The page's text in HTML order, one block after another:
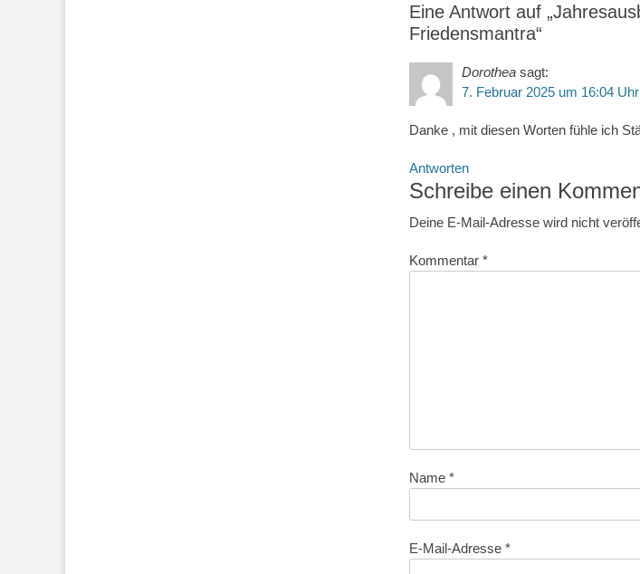
Eine Antwort auf
Friedensmantra“
Dorothea sagt:
7. Februar 2025 um 16:04 Uhr
Danke , mit diesen Worten fühle ich
Antworten
Schreibe einen
Deine E-Mail-Adresse wird nicht
Kommentar *
Name *
E-Mail-Adresse *